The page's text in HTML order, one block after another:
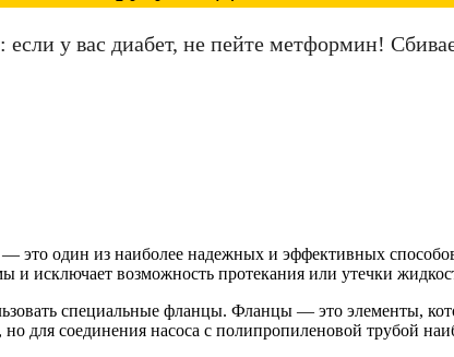
у вас диабет, не пейте метформин!
один из наиболее надежных и эффективных
и исключает возможность протекания или утечки
специальные фланцы. Фланцы — это элементы,
для соединения насоса с полипропиленовой трубой